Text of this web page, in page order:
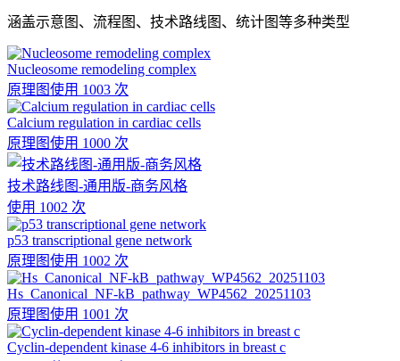
涵盖示意图、流程图、技术路线图、统计图等多种类型
Nucleosome remodeling complex
原理图使用 1003 次
Calcium regulation in cardiac cells
原理图使用 1000 次
技术路线图-通用版-商务风格
使用 1002 次
p53 transcriptional gene network
原理图使用 1002 次
Hs_Canonical_NF-kB_pathway_WP4562_20251103
原理图使用 1001 次
Cyclin-dependent kinase 4-6 inhibitors in breast c